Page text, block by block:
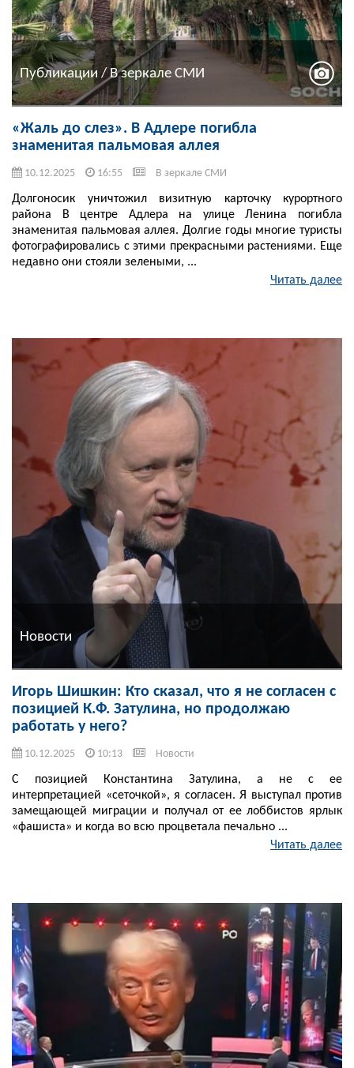
Публикации / В зеркале СМИ
«Жаль до слез». В Адлере погибла
знаменитая пальмовая аллея
10.12.2025 16:55 В зеркале СМИ
Долгоносик уничтожил визитную карточку курортного
района В центре Адлера на улице Ленина погибла
знаменитая пальмовая аллея. Долгие годы многие туристы
фотографировались с этими прекрасными растениями. Еще
недавно они стояли зелеными, ...
Читать далее
Новости
Игорь Шишкин: Кто сказал, что я не согласен с
позицией К.Ф. Затулина, но продолжаю
работать у него?
10.12.2025 10:13 Новости
С позицией Константина Затулина, а не с ее
интерпретацией «сеточкой», я согласен. Я выступал против
замещающей миграции и получал от ее лоббистов ярлык
«фашиста» и когда во всю процветала печально ...
Читать далее